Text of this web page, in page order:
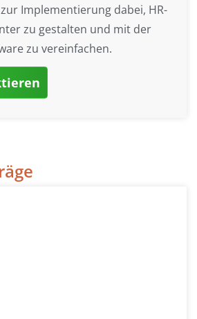
Implementierung dabei, HR-
zu gestalten und mit der
zu vereinfachen.